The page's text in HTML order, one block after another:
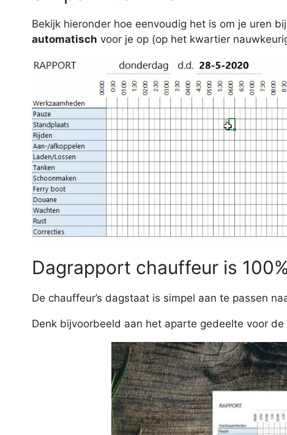
Bekijk hieronder hoe eenvoudig het is om je uren
automatisch voor je op (op het kwartier
Dagrapport chauffeur is
De chauffeur’s dagstaat is simpel aan te passen
Denk bijvoorbeeld aan het aparte gedeelte voor de